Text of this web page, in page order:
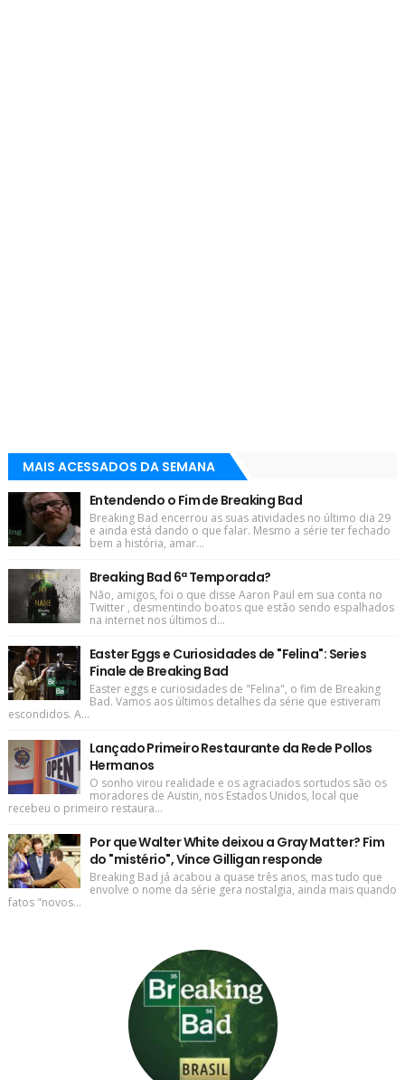
MAIS ACESSADOS DA SEMANA
Entendendo o Fim de Breaking Bad
Breaking Bad encerrou as suas atividades no último dia 29
e ainda está dando o que falar. Mesmo a série ter fechado
bem a história, amar...
Breaking Bad 6ª Temporada?
Não, amigos, foi o que disse Aaron Paul em sua conta no
Twitter , desmentindo boatos que estão sendo espalhados
na internet nos últimos d...
Easter Eggs e Curiosidades de "Felina": Series
Finale de Breaking Bad
Easter eggs e curiosidades de "Felina", o fim de Breaking
Bad. Vamos aos últimos detalhes da série que estiveram
escondidos. A...
Lançado Primeiro Restaurante da Rede Pollos
Hermanos
O sonho virou realidade e os agraciados sortudos são os
moradores de Austin, nos Estados Unidos, local que
recebeu o primeiro restaura...
Por que Walter White deixou a Gray Matter? Fim
do "mistério", Vince Gilligan responde
Breaking Bad já acabou a quase três anos, mas tudo que
envolve o nome da série gera nostalgia, ainda mais quando
fatos "novos...